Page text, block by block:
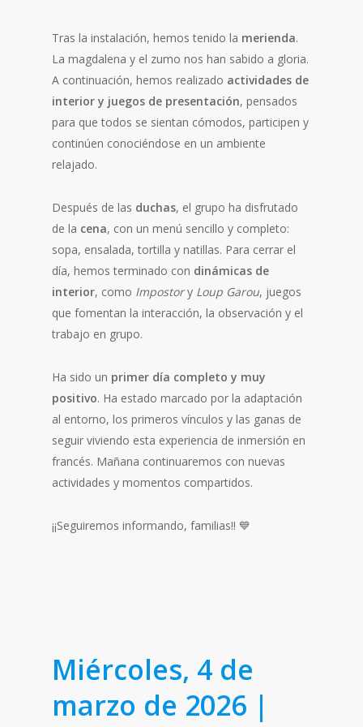
Tras la instalación, hemos tenido la merienda.
La magdalena y el zumo nos han sabido a gloria.
A continuación, hemos realizado actividades de
interior y juegos de presentación, pensados
para que todos se sientan cómodos, participen y
continúen conociéndose en un ambiente
relajado.
Después de las duchas, el grupo ha disfrutado
de la cena, con un menú sencillo y completo:
sopa, ensalada, tortilla y natillas. Para cerrar el
día, hemos terminado con dinámicas de
interior, como Impostory Loup Garou, juegos
que fomentan la interacción, la observación y el
trabajo en grupo.
Ha sido un primer día completo y muy
positivo. Ha estado marcado por la adaptación
al entorno, los primeros vínculos y las ganas de
seguir viviendo esta experiencia de inmersión en
francés. Mañana continuaremos con nuevas
actividades y momentos compartidos.
¡¡Seguiremos informando, familias!! 💙
Miércoles, 4 de
marzo de 2026 |